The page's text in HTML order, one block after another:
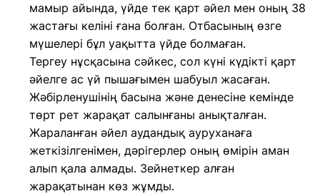
мамыр айында, үйде тек қарт әйел мен оның 38
жастағы келіні ғана болған. Отбасының өзге
мүшелері бұл уақытта үйде болмаған.
Тергеу нұсқасына сәйкес, сол күні күдікті қарт
әйелге ас үй пышағымен шабуыл жасаған.
Жәбірленушінің басына және денесіне кемінде
төрт рет жарақат салынғаны анықталған.
Жараланған әйел аудандық ауруханаға
жеткізілгенімен, дәрігерлер оның өмірін аман
алып қала алмады. Зейнеткер алған
жарақатынан көз жұмды.